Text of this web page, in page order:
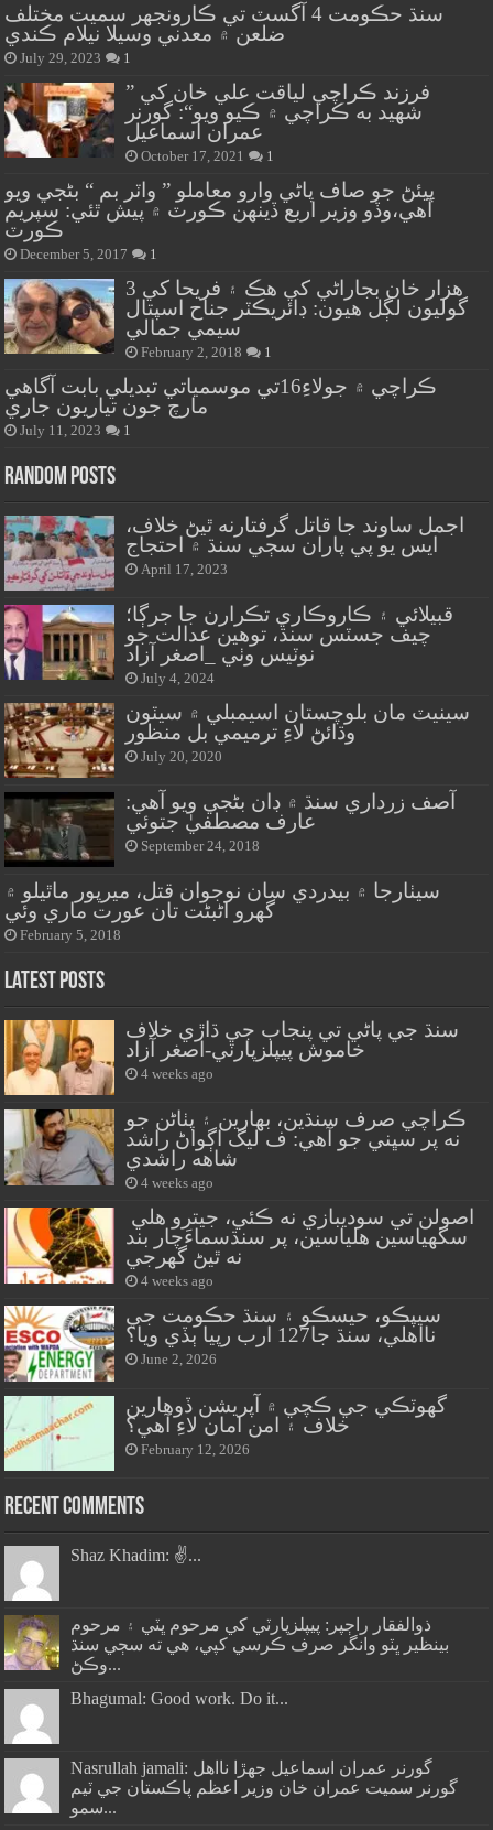
سنڌ حڪومت 4 آگسٽ تي ڪارونجهر سميت مختلف
ضلعن ۾ معدني وسيلا نيلام ڪندي
July 29, 2023 1
” فرزند ڪراچي لياقت علي خان کي
شهيد به ڪراچي ۾ ڪيو ويو“: گورنر
عمران اسماعيل
October 17, 2021 1
پيئڻ جو صاف پاڻي وارو معاملو ” واٽر بم “ بڻجي ويو
آهي،وڏو وزير اربع ڏينهن ڪورٽ ۾ پيش ٿئي: سپريم
ڪورٽ
December 5, 2017 1
هزار خان بجاراڻي کي هڪ ۽ فريحا کي 3
گوليون لڳل هيون: ڊائريڪٽر جناح اسپتال
سيمي جمالي
February 2, 2018 1
ڪراچي ۾ جولاءِ16تي موسمياتي تبديلي بابت آگاهي
مارچ جون تياريون جاري
July 11, 2023 1
Random Posts
اجمل ساوند جا قاتل گرفتارنه ٿيڻ خلاف،
ايس يو پي پاران سڄي سنڌ ۾ احتجاج
April 17, 2023
قبيلائي ۽ ڪاروڪاري تڪرارن جا جرڳا؛
چيف جسٽس سنڌ، توهين عدالت جو
نوٽيس وٺي _اصغر آزاد
July 4, 2024
سينيٽ مان بلوچستان اسيمبلي ۾ سيٽون
وڌائڻ لاءِ ترميمي بل منظور
July 20, 2020
آصف زرداري سنڌ ۾ ڊان بڻجي ويو آھي:
عارف مصطفيٰ جتوئي
September 24, 2018
سيٺارجا ۾ بيدردي سان نوجوان قتل، ميرپور ماٿيلو ۾
گهرو اڻبڻت تان عورت ماري وئي
February 5, 2018
Latest Posts
سنڌ جي پاڻي تي پنجاب جي ڌاڙي خلاف
خاموش پيپلزپارٽي-اصغر آزاد
4 weeks ago
ڪراچي صرف سنڌين، بهارين ۽ پٺاڻن جو
نه پر سڀني جو آهي: ف ليگ اڳواڻ راشد
شاهه راشدي
4 weeks ago
سگهياسين هلياسين، پر سنڌسماءَچار بند
نه ٿيڻ گهرجي
4 weeks ago
سيپڪو، حيسڪو ۽ سنڌ حڪومت جي
نااهلي، سنڌ جا127 ارب رپيا ٻڏي ويا؟
June 2, 2026
گهوٽڪي جي ڪچي ۾ آپريشن ڏوهارين
خلاف ۽ امن امان لاءِ آهي؟
February 12, 2026
Recent Comments
Shaz Khadim: ✌️...
ذوالفقار راڄپر: پيپلزپارٽي کي مرحوم ڀٽي ۽ مرحوم
بينظير ڀٽو وانگر صرف ڪرسي کپي، هي ته سڄي سنڌ
وڪڻ...
Bhagumal: Good work. Do it...
Nasrullah jamali: گورنر عمران اسماعيل جھڙا نااهل
گورنر سميت عمران خان وزير اعظم پاڪستان جي ٽيم
سمو...